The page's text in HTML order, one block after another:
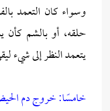
وسواء كان التعمد
حلقه، أو بالشم كأن
يتعمد النظر إلى شيء
خامسًا: خروج دم